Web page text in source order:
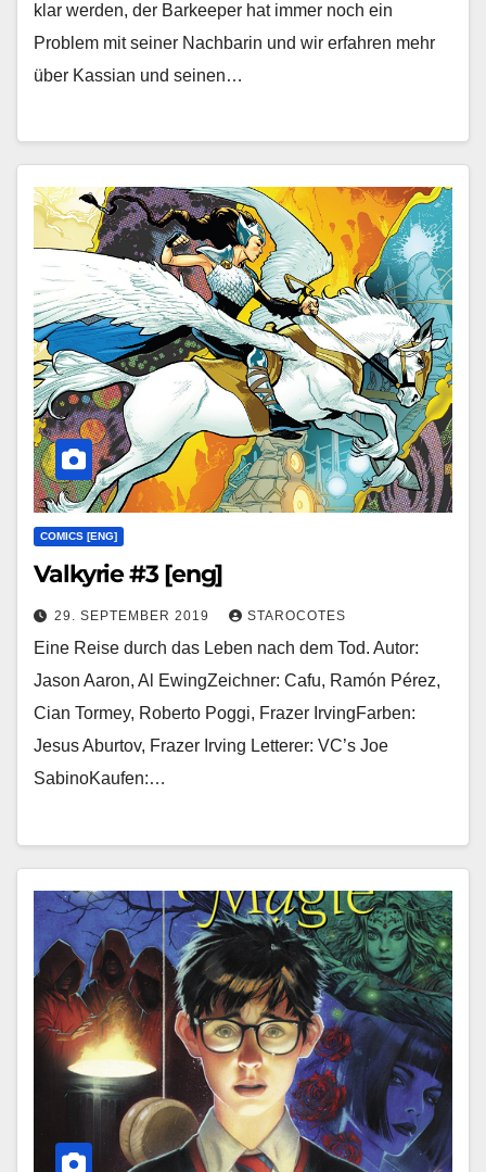
klar werden, der Barkeeper hat immer noch ein
Problem mit seiner Nachbarin und wir erfahren mehr
über Kassian und seinen…
COMICS [ENG]
Valkyrie #3 [eng]
29. SEPTEMBER 2019 STAROCOTES
Eine Reise durch das Leben nach dem Tod. Autor:
Jason Aaron, Al EwingZeichner: Cafu, Ramón Pérez,
Cian Tormey, Roberto Poggi, Frazer IrvingFarben:
Jesus Aburtov, Frazer Irving Letterer: VC’s Joe
SabinoKaufen:…